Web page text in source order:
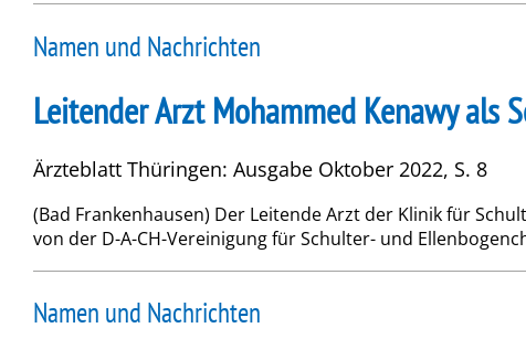
Namen und Nachrichten
Leitender Arzt Mohammed Kenawy als
Ärzteblatt Thüringen: Ausgabe Oktober 2022, S. 8
(Bad Frankenhausen) Der Leitende Arzt der Klinik für
von der D-A-CH-Vereinigung für Schulter- und
Namen und Nachrichten